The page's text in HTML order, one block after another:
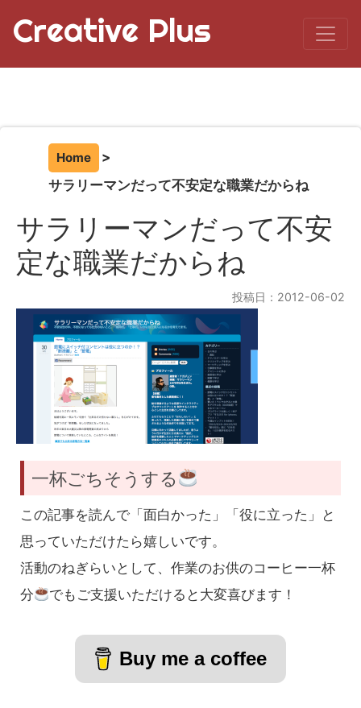
Creative Plus
Home
サラリーマンだって不安定な職業だからね
サラリーマンだって不安
定な職業だからね
投稿日：2012-06-02
一杯ごちそうする
この記事を読んで「面白かった」「役に立った」と
思っていただけたら嬉しいです。
活動のねぎらいとして、作業のお供のコーヒー一杯
分
でもご支援いただけると大変喜びます！
Buy me a coffee